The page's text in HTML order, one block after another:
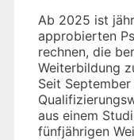
Ab 2025 ist
approbierten
rechnen, die
Weiterbildung
Seit
aus einem
fünfjährigen